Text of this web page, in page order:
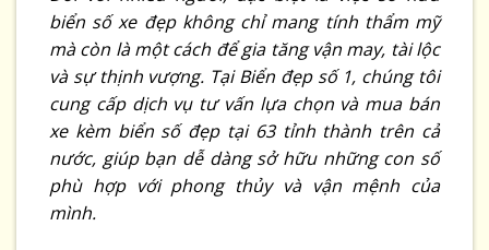
biển số xe đẹp không chỉ mang tính thẩm mỹ
mà còn là một cách để gia tăng vận may, tài lộc
và sự thịnh vượng. Tại Biển đẹp số 1, chúng tôi
cung cấp dịch vụ tư vấn lựa chọn và mua bán
xe kèm biển số đẹp tại 63 tỉnh thành trên cả
nước, giúp bạn dễ dàng sở hữu những con số
phù hợp với phong thủy và vận mệnh của
mình.